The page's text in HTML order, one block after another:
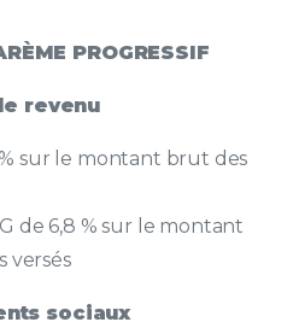
PROGRESSIF
revenu
sur le montant brut des
de 6,8 % sur le montant
versés
sociaux